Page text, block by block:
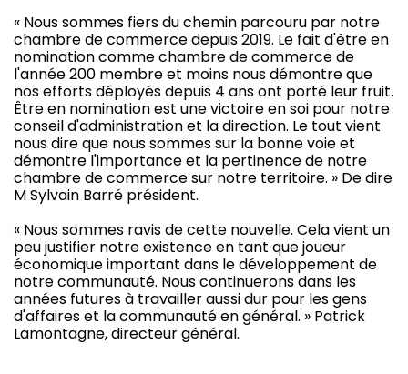
« Nous sommes fiers du chemin parcouru par notre
chambre de commerce depuis 2019. Le fait d'être en
nomination comme chambre de commerce de
l'année 200 membre et moins nous démontre que
nos efforts déployés depuis 4 ans ont porté leur fruit.
Être en nomination est une victoire en soi pour notre
conseil d'administration et la direction. Le tout vient
nous dire que nous sommes sur la bonne voie et
démontre l'importance et la pertinence de notre
chambre de commerce sur notre territoire. » De dire
M Sylvain Barré président.
« Nous sommes ravis de cette nouvelle. Cela vient un
peu justifier notre existence en tant que joueur
économique important dans le développement de
notre communauté. Nous continuerons dans les
années futures à travailler aussi dur pour les gens
d'affaires et la communauté en général. » Patrick
Lamontagne, directeur général.